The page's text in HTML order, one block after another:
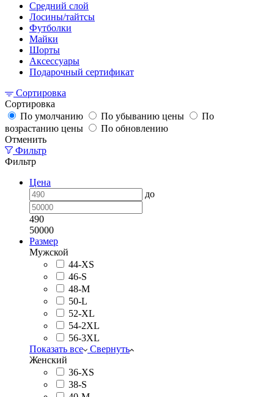
Средний слой
Лосины/тайтсы
Футболки
Майки
Шорты
Аксессуары
Подарочный сертификат
Сортировка
Сортировка
По умолчанию
По убыванию цены
По
возрастанию цены
По обновлению
Отменить
Фильтр
Фильтр
Цена
до
490
50000
Размер
Мужской
44-XS
46-S
48-M
50-L
52-XL
54-2XL
56-3XL
Показать все
Свернуть
Женский
36-XS
38-S